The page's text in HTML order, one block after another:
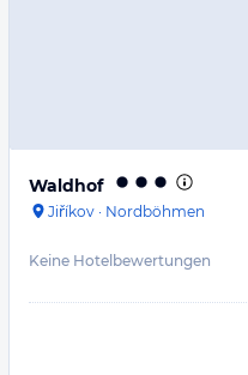
Waldhof
Jiříkov · Nordböhmen
Keine Hotelbewertungen